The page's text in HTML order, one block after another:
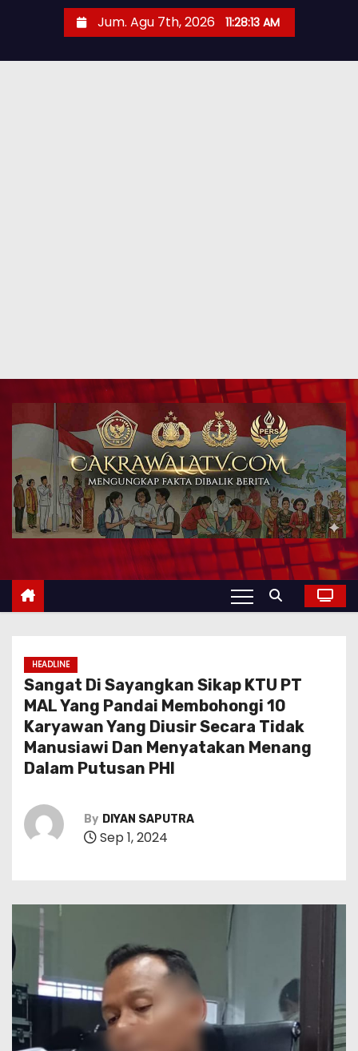
Jum. Agu 7th, 2026 11:28:14 AM
HEADLINE
Sangat Di Sayangkan Sikap KTU PT
MAL Yang Pandai Membohongi 10
Karyawan Yang Diusir Secara Tidak
Manusiawi Dan Menyatakan Menang
Dalam Putusan PHI
By DIYAN SAPUTRA
Sep 1, 2024